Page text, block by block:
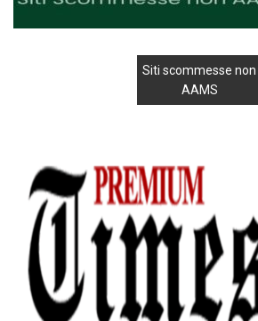
Siti scommesse non
AAMS